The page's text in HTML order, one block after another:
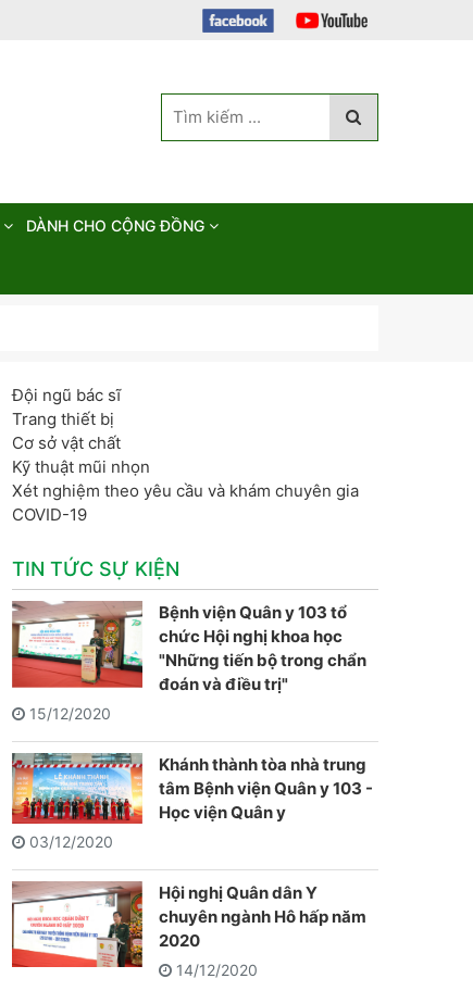
DÀNH CHO CỘNG ĐỒNG
Đội ngũ bác sĩ
Trang thiết bị
Cơ sở vật chất
Kỹ thuật mũi nhọn
Xét nghiệm theo yêu cầu và khám chuyên gia
COVID-19
TIN TỨC SỰ KIỆN
Bệnh viện Quân y 103 tổ
chức Hội nghị khoa học
"Những tiến bộ trong chẩn
đoán và điều trị"
15/12/2020
Khánh thành tòa nhà trung
tâm Bệnh viện Quân y 103 -
Học viện Quân y
03/12/2020
Hội nghị Quân dân Y
chuyên ngành Hô hấp năm
2020
14/12/2020